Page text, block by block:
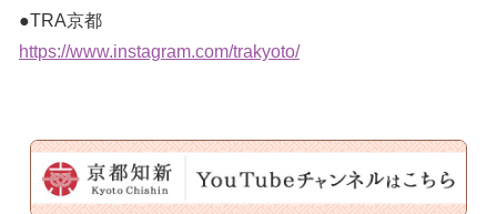
●TRA京都
https://www.instagram.com/trakyoto/